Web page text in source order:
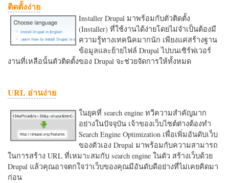
ติดตั้งง่าย
Installer Drupal มาพร้อมกับตัวติดตั้ง
(Installer) ที่ใช้งานได้ง่ายโดยไม่จำเป็นต้องมี
ความรู้ทางเทคนิคมากนัก เพียงแค่สร้างฐาน
ข้อมูลและย้ายไฟล์ Drupal ไปบนเซิร์ฟเวอร์
งานที่เหลือนั้นตัวติดตั้งของ Drupal จะช่วยจัดการให้ทั้งหมด
URL อ่านง่าย
ในยุคที่ search engine ทวีความสำคัญมาก
อย่างในปัจจุบัน เจ้าของเว็บไซต์ต่างต้องทำ
Search Engine Optimization เพื่อเพิ่มอันดับเว็บ
ของตัวเอง Drupal มาพร้อมกับความสามารถ
ในการสร้าง URL ที่เหมาะสมกับ search engine ในตัว สร้างเว็บด้วย
Drupal แล้วคุณอาจตกใจว่าเว็บของคุณมีอันดับดีอย่างที่ไม่เคยคิดมา
ก่อน